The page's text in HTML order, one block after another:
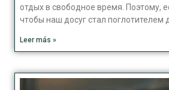
отдых в свободное время. Поэтому,
чтобы наш досуг стал поглотителем
Leer más »